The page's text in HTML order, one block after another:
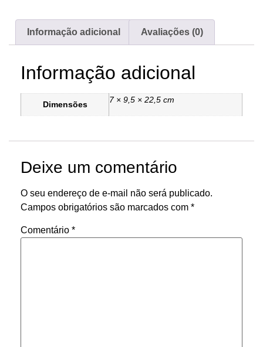
Informação adicional Avaliações (0)
Informação adicional
Dimensões 7 × 9,5 × 22,5 cm
Deixe um comentário
O seu endereço de e-mail não será publicado.
Campos obrigatórios são marcados com *
Comentário *